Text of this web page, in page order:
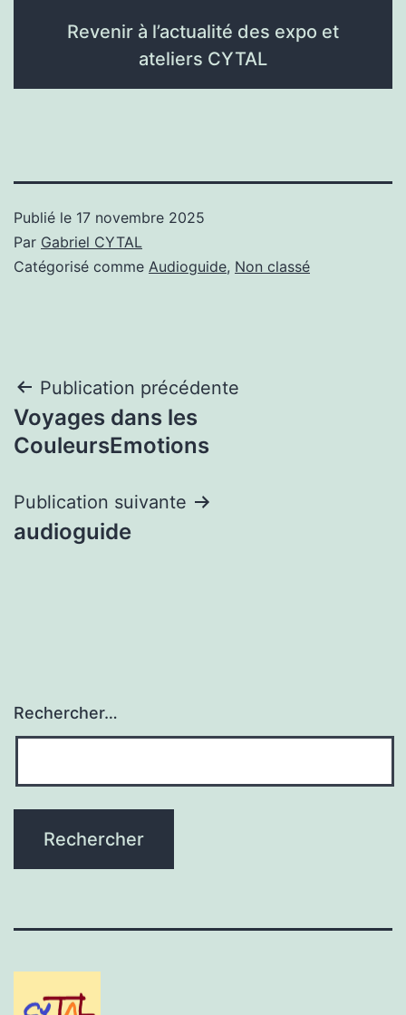
Revenir à l’actualité des expo et
ateliers CYTAL
Publié le 17 novembre 2025
Par Gabriel CYTAL
Catégorisé comme Audioguide, Non classé
Navigation
de
Publication précédente
Voyages dans les
CouleursEmotions
Publication suivante
audioguide
Rechercher…